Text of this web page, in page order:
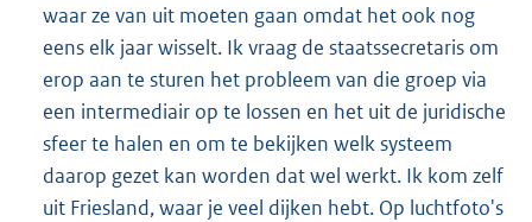
waar ze van uit moeten gaan omdat het ook nog
eens elk jaar wisselt. Ik vraag de staatssecretaris om
erop aan te sturen het probleem van die groep via
een intermediair op te lossen en het uit de juridische
sfeer te halen en om te bekijken welk systeem
daarop gezet kan worden dat wel werkt. Ik kom zelf
uit Friesland, waar je veel dijken hebt. Op luchtfoto's